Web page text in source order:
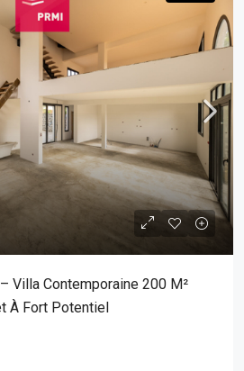
Villa Contemporaine 200 M²
À Fort Potentiel